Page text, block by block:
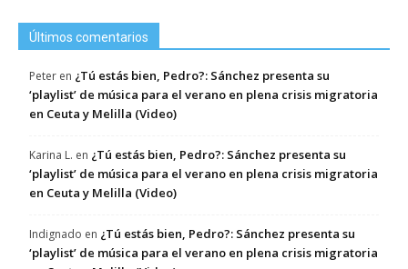
Últimos comentarios
Peter en ¿Tú estás bien, Pedro?: Sánchez presenta su
‘playlist’ de música para el verano en plena crisis migratoria
en Ceuta y Melilla (Video)
Karina L. en ¿Tú estás bien, Pedro?: Sánchez presenta su
‘playlist’ de música para el verano en plena crisis migratoria
en Ceuta y Melilla (Video)
Indignado en ¿Tú estás bien, Pedro?: Sánchez presenta su
‘playlist’ de música para el verano en plena crisis migratoria